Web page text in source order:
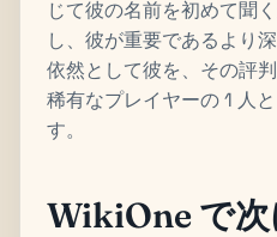
じて彼の名前を初めて聞
し、彼が重要であるより
依然として彼を、その評
稀有なプレイヤーの 1 人
す。
WikiOne で